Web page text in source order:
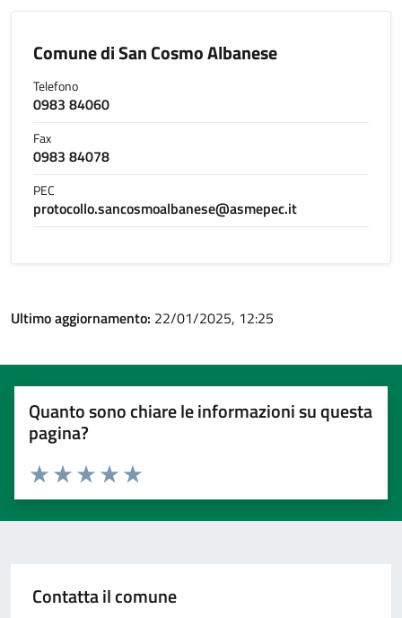
Comune di San Cosmo Albanese
Telefono
0983 84060
Fax
0983 84078
PEC
protocollo.sancosmoalbanese@asmepec.it
Ultimo aggiornamento: 22/01/2025, 12:25
Quanto sono chiare le informazioni su questa
pagina?
Valuta 5 stelle su 5
Valuta 4 stelle su 5
Valuta 3 stelle su 5
Valuta 2 stelle su 5
Valuta 1 stelle su 5
Contatta il comune